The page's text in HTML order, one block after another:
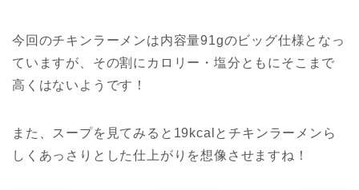
今回のチキンラーメンは内容量91gのビッグ仕様となっ
ていますが、その割にカロリー・塩分ともにそこまで
高くはないようです！
また、スープを見てみると19kcalとチキンラーメンら
しくあっさりとした仕上がりを想像させますね！